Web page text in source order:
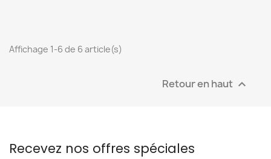
Affichage 1-6 de 6 article(s)
Retour en haut 
Recevez nos offres spéciales